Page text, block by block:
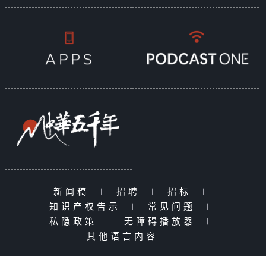
新闻稿 | 招聘 | 招标
|
知识产权告示
| 常见问题
|
私隐政策
| 无障碍播放器
|
其他语言内容
|